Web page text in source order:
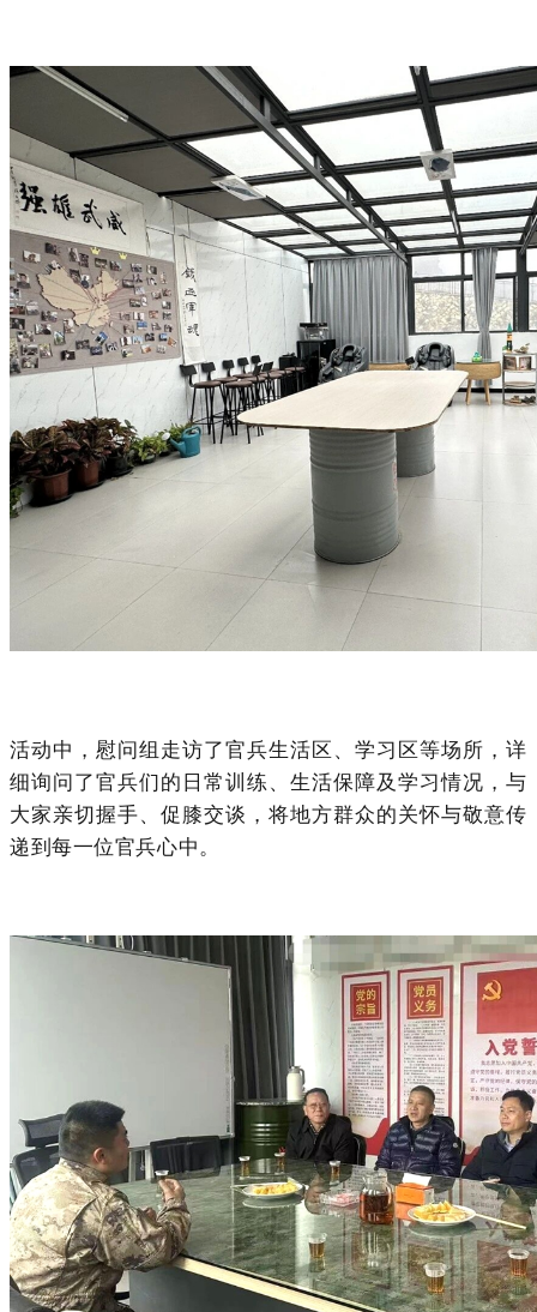
活动中，慰问组走访了官兵生活区、学习区等场所，详
细询问了官兵们的日常训练、生活保障及学习情况，与
大家亲切握手、促膝交谈，将地方群众的关怀与敬意传
递到每一位官兵心中。